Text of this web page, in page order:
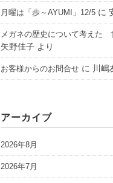
月曜は「歩～AYUMI」12/5 に
メガネの歴史について考えた
矢野佳子 より
お客様からのお問合せ に 川嶋
アーカイブ
2026年8月
2026年7月